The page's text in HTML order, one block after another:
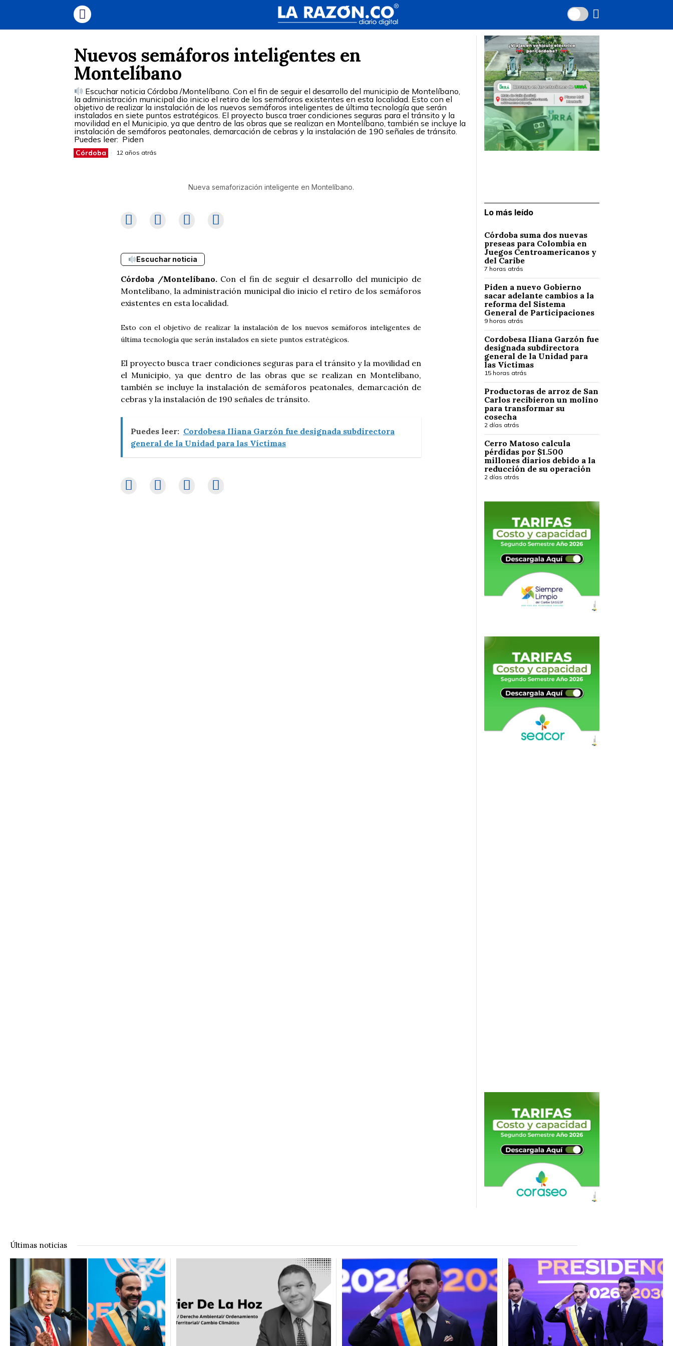
Nuevos semáforos inteligentes en
Montelíbano
Escuchar noticia Córdoba /Montelíbano. Con el fin de seguir el desarrollo del municipio de Montelíbano,
la administración municipal dio inicio el retiro de los semáforos existentes en esta localidad. Esto con el
objetivo de realizar la instalación de los nuevos semáforos inteligentes de última tecnología que serán
instalados en siete puntos estratégicos. El proyecto busca traer condiciones seguras para el tránsito y la
movilidad en el Municipio, ya que dentro de las obras que se realizan en Montelíbano, también se incluye la
instalación de semáforos peatonales, demarcación de cebras y la instalación de 190 señales de tránsito.
Puedes leer: Piden
Córdoba 12 años atrás
Nueva semaforización inteligente en Montelíbano.
Escuchar noticia
Córdoba /Montelíbano.Con el fin de seguir el desarrollo del municipio de
Montelíbano, la administración municipal dio inicio el retiro de los semáforos
existentes en esta localidad.
Esto con el objetivo de realizar la instalación de los nuevos semáforos inteligentes de
última tecnología que serán instalados en siete puntos estratégicos.
El proyecto busca traer condiciones seguras para el tránsito y la movilidad en
el Municipio, ya que dentro de las obras que se realizan en Montelíbano,
también se incluye la instalación de semáforos peatonales, demarcación de
cebras y la instalación de 190 señales de tránsito.
Puedes leer: Cordobesa Iliana Garzón fue designada subdirectora
general de la Unidad para las Víctimas
Lo más leído
Córdoba suma dos nuevas
preseas para Colombia en
Juegos Centroamericanos y
del Caribe
7 horas atrás
Piden a nuevo Gobierno
sacar adelante cambios a la
reforma del Sistema
General de Participaciones
9 horas atrás
Cordobesa Iliana Garzón fue
designada subdirectora
general de la Unidad para
las Víctimas
15 horas atrás
Productoras de arroz de San
Carlos recibieron un molino
para transformar su
cosecha
2 días atrás
Cerro Matoso calcula
pérdidas por $1.500
millones diarios debido a la
reducción de su operación
2 días atrás
Últimas noticias